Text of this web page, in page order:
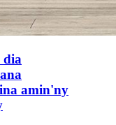
dia
amin'ny